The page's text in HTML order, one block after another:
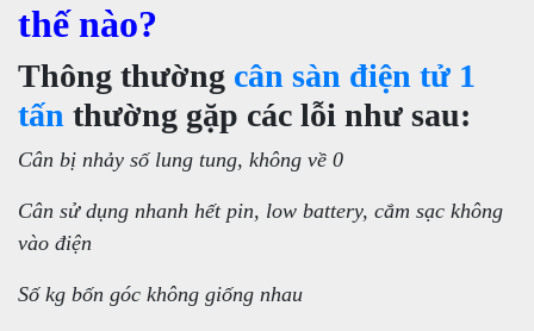
thế nào?
Thông thường cân sàn điện tử 1
tấn thường gặp các lỗi như sau:
Cân bị nhảy số lung tung, không về 0
Cân sử dụng nhanh hết pin, low battery, cắm sạc không
vào điện
Số kg bốn góc không giống nhau